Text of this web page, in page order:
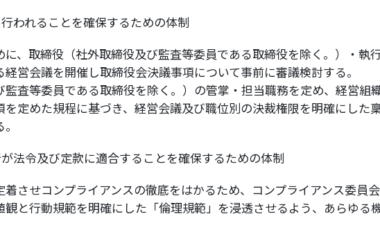
われることを確保するための体制
、取締役（社外取締役及び監査等委員である取締役を除く。）・執
営会議を開催し取締役会決議事項について事前に審議検討する。
査等委員である取締役を除く。）の管掌・担当職務を定め、経営組
定めた規程に基づき、経営会議及び職位別の決裁権限を明確にした
法令及び定款に適合することを確保するための体制
させコンプライアンスの徹底をはかるため、コンプライアンス委員
と行動規範を明確にした「倫理規範」を浸透させるよう、あらゆる